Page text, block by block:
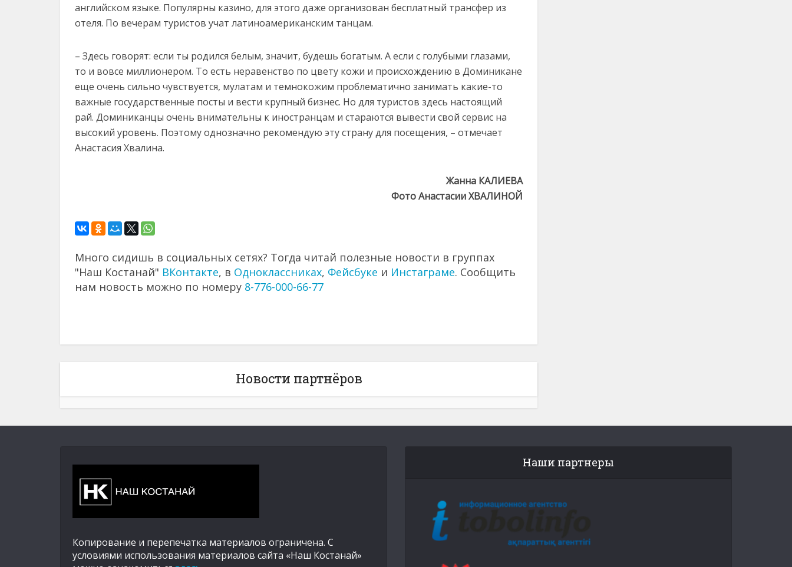
английском языке. Популярны казино, для этого даже организован бесплатный трансфер из
отеля. По вечерам туристов учат латиноамериканским танцам.
– Здесь говорят: если ты родился белым, значит, будешь богатым. А если с голубыми глазами,
то и вовсе миллионером. То есть неравенство по цвету кожи и происхождению в Доминикане
еще очень сильно чувствуется, мулатам и темнокожим проблематично занимать какие-то
важные государственные посты и вести крупный бизнес. Но для туристов здесь настоящий
рай. Доминиканцы очень внимательны к иностранцам и стараются вывести свой сервис на
высокий уровень. Поэтому однозначно рекомендую эту страну для посещения, – отмечает
Анастасия Хвалина.
Жанна КАЛИЕВА
Фото Анастасии ХВАЛИНОЙ
Много сидишь в социальных сетях? Тогда читай полезные новости в группах
"Наш Костанай" ВКонтакте, в Одноклассниках, Фейсбуке и Инстаграме. Сообщить
нам новость можно по номеру 8-776-000-66-77
Новости партнёров
Копирование и перепечатка материалов ограничена. С
условиями использования материалов сайта «Наш Костанай»
Наши партнеры